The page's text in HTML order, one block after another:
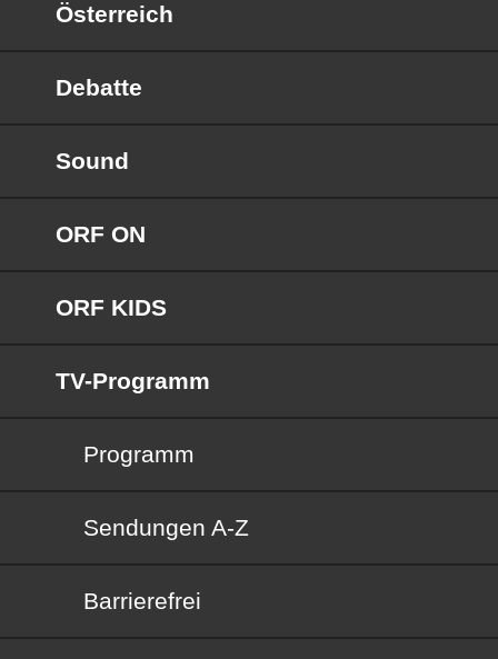
Österreich
Debatte
Sound
ORF ON
ORF KIDS
TV-Programm
Programm
Sendungen von A bis Z
Sendungen A-Z
Barrierefrei
Barrierefrei